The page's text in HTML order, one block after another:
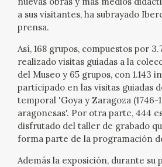
TIENDA ONLINE
EDUCA
CEDEA
RECURSOS EDUCATIVOS
FICHAS ARASAAC
a sus visitantes, ha subrayado
prensa.
Así, 168 grupos, compuestos por
realizado visitas guiadas a la
del Museo y 65 grupos, con 1.143
participado en las visitas guiadas
temporal 'Goya y Zaragoza (1746-
aragonesas'. Por otra parte, 444
disfrutado del taller de grabado
forma parte de la programación
Además la exposición, durante su